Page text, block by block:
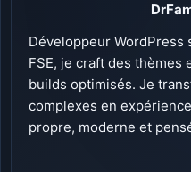
Développeur WordPress
FSE, je craft des thèmes
builds optimisés. Je
complexes en
propre, moderne et